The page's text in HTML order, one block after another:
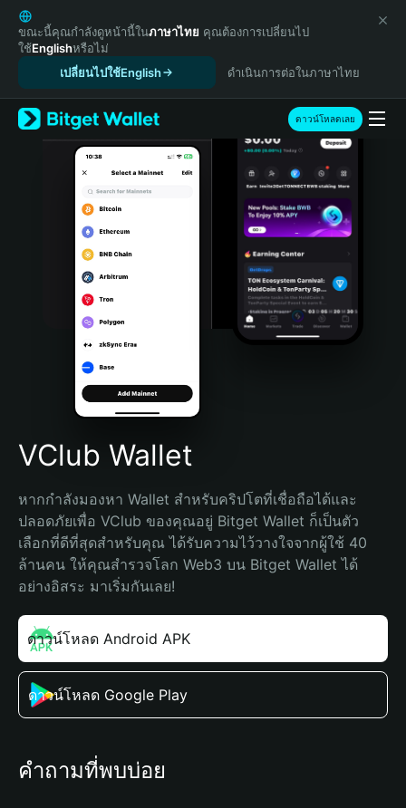
English
日本語
Tiếng Việt
Español (Latinoamérica)
Türkçe
Italiano
Português (Portugal)
Bahasa Indonesia
Português (Brasil)
Español (Argentina)
ขณะนี้คุณกำลังดูหน้านี้ในภาษาไทย คุณต้องการเปลี่ยนไป
ใช้Englishหรือไม่
เปลี่ยนไปใช้English
ดำเนินการต่อในภาษาไทย
ดาวน์โหลดเลย
VClub Wallet
หากกำลังมองหา Wallet สำหรับคริปโตที่เชื่อถือได้และ
ปลอดภัยเพื่อ VClub ของคุณอยู่ Bitget Wallet ก็เป็นตัว
เลือกที่ดีที่สุดสำหรับคุณ ได้รับความไว้วางใจจากผู้ใช้ 40
ล้านคน ให้คุณสำรวจโลก Web3 บน Bitget Wallet ได้
อย่างอิสระ มาเริ่มกันเลย!
ดาวน์โหลด Android APK
ดาวน์โหลด Google Play
คำถามที่พบบ่อย